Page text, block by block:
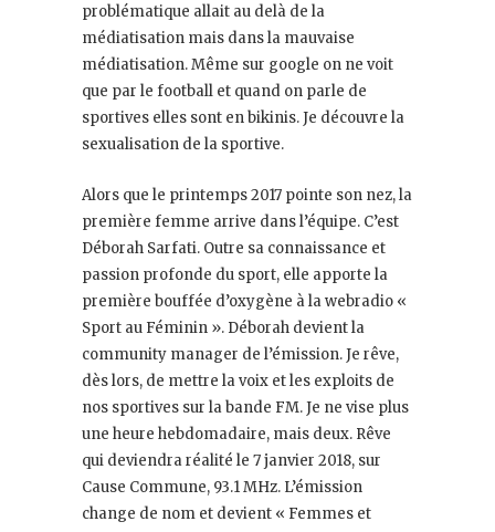
problématique allait au delà de la
médiatisation mais dans la mauvaise
médiatisation. Même sur google on ne voit
que par le football et quand on parle de
sportives elles sont en bikinis. Je découvre la
sexualisation de la sportive.
Alors que le printemps 2017 pointe son nez, la
première femme arrive dans l’équipe. C’est
Déborah Sarfati. Outre sa connaissance et
passion profonde du sport, elle apporte la
première bouffée d’oxygène à la webradio «
Sport au Féminin ». Déborah devient la
community manager de l’émission. Je rêve,
dès lors, de mettre la voix et les exploits de
nos sportives sur la bande FM. Je ne vise plus
une heure hebdomadaire, mais deux. Rêve
qui deviendra réalité le 7 janvier 2018, sur
Cause Commune, 93.1 MHz. L’émission
change de nom et devient « Femmes et